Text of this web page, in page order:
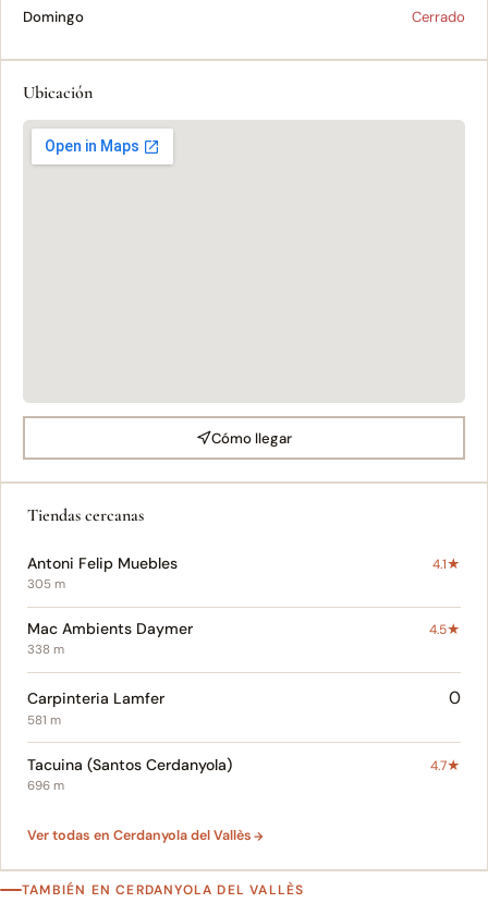
Domingo Cerrado
Ubicación
Cómo llegar
Tiendas cercanas
Antoni Felip Muebles 4.1★
305 m
Mac Ambients Daymer 4.5★
338 m
Carpinteria Lamfer 0
581 m
Tacuina (Santos Cerdanyola) 4.7★
696 m
Ver todas en Cerdanyola del Vallès
TAMBIÉN EN CERDANYOLA DEL VALLÈS